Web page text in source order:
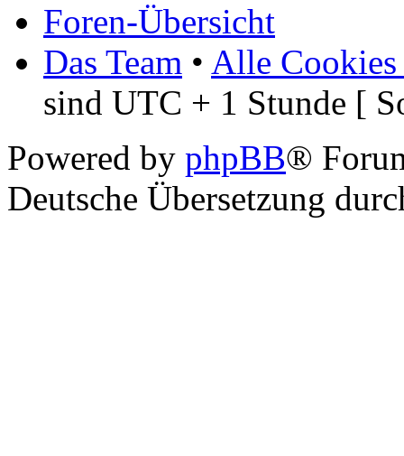
Foren-Übersicht
Das Team • Alle Cookies
sind UTC + 1 Stunde [
Powered by phpBB®
Deutsche Übersetzung